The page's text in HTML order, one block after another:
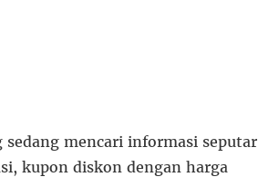
sedang mencari informasi seputar
kupon diskon dengan harga